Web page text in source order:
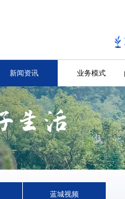
新闻资讯 业务模式
蓝城视频